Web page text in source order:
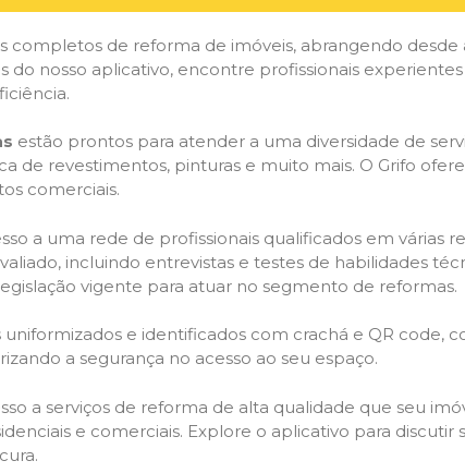
completos de reforma de imóveis, abrangendo
do nosso aplicativo, encontre profissionais
estão prontos para atender a uma diversidade de
de revestimentos, pinturas e muito mais. O Grifo
comerciais.
a uma rede de profissionais qualificados em várias
incluindo entrevistas e testes de habilidades
vigente para atuar no segmento de reformas.
uniformizados e identificados com crachá e QR
a segurança no acesso ao seu espaço.
a serviços de reforma de alta qualidade que seu
e comerciais. Explore o aplicativo para